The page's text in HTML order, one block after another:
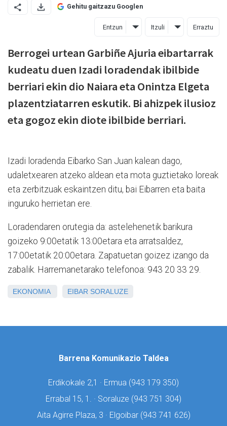
Gehitu gaitzazu Googlen
Entzun Itzuli Erraztu
Berrogei urtean Garbiñe Ajuria eibartarrak
kudeatu duen Izadi loradendak ibilbide
berriari ekin dio Naiara eta Onintza Elgeta
plazentziatarren eskutik. Bi ahizpek ilusioz
eta gogoz ekin diote ibilbide berriari.
Izadi loradenda Eibarko San Juan kalean dago,
udaletxearen atzeko aldean eta mota guztietako loreak
eta zerbitzuak eskaintzen ditu, bai Eibarren eta baita
inguruko herrietan ere.
Loradendaren orutegia da: astelehenetik barikura
goizeko 9:00etatik 13:00etara eta arratsaldez,
17:00etatik 20:00etara. Zapatuetan goizez izango da
zabalik. Harremanetarako telefonoa: 943 20 33 29.
EKONOMIA EIBAR SORALUZE
Barrena Komunikazio Taldea
Erdikokale 2,1 · Ermua (943 179 350)
Errabal 15, 1. · Soraluze (943 751 304)
Aita Agirre Plaza, 3 · Elgoibar (943 741 626)